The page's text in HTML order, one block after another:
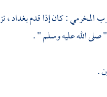
المخرمي: كان إذا قدمبغداد،
صلى الله عليه وسلم " .
.